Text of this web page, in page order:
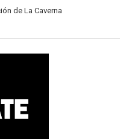
de La Caverna